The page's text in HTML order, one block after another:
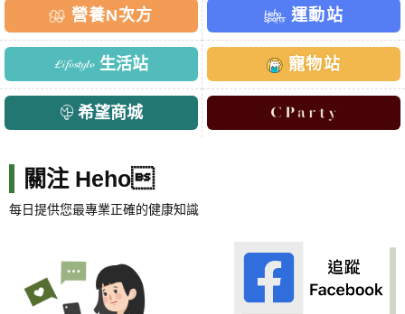
營養N次方 運動站
生活站 寵物站
希望商城
關注 Heho
每日提供您最專業正確的健康知識